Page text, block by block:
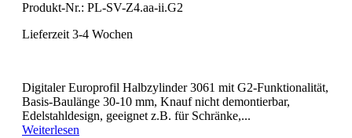
Produkt-Nr.: PL-SV-Z4.aa-ii.G2
Lieferzeit 3-4 Wochen
Digitaler Europrofil Halbzylinder 3061 mit G2-Funktionalität,
Basis-Baulänge 30-10 mm, Knauf nicht demontierbar,
Edelstahldesign, geeignet z.B. für Schränke,...
Weiterlesen